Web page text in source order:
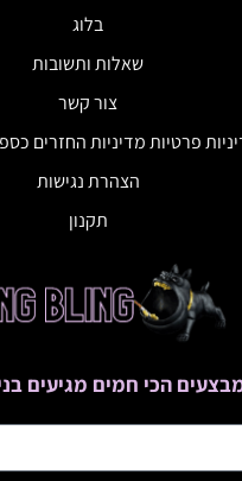
בלוג
שאלות ותשובות
צור קשר
פרטיות מדיניות החזרים
הצהרת נגישות
תקנון
הכי חמים מגיעים